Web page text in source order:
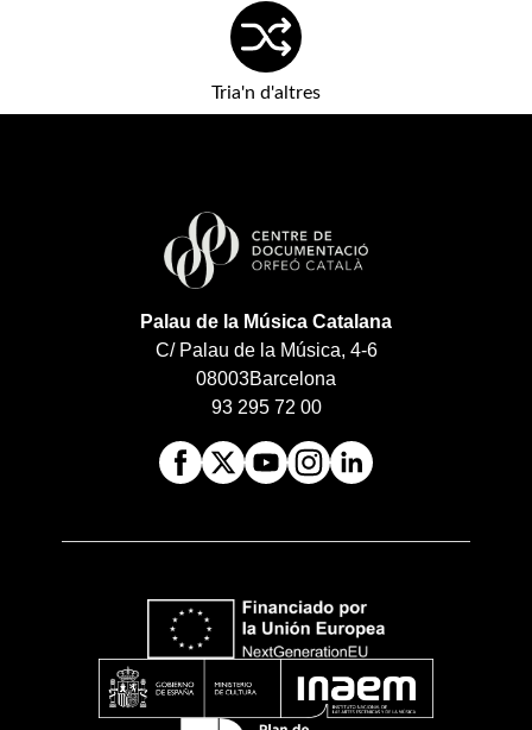
Tria'n d'altres
Palau de la Música Catalana
C/ Palau de la Música, 4-6
08003Barcelona
93 295 72 00